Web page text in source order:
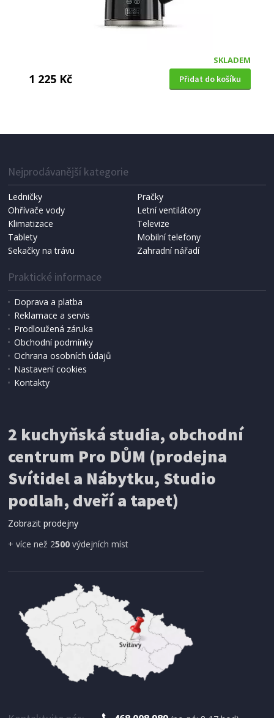
SKLADEM
1 225 Kč Přidat do košíku
ECG RK 1766 Vintage Vanilla
899 Kč
948 Kč Přidat do košíku
RYCHLOVARNÁ KONVICE
Severin WK 3468
Nejprodávanější kategorie
Ledničky
Pračky
Ohřívače vody
Letní ventilátory
Klimatizace
Televize
Tablety
Mobilní telefony
Sekačky na trávu
Zahradní nářadí
Praktické informace
Doprava a platba
Reklamace a servis
Prodloužená záruka
Obchodní podmínky
Ochrana osobních údajů
Nastavení cookies
Kontakty
2 kuchyňská studia, obchodní
centrum Pro DŮM (prodejna
Svítidel a Nábytku, Studio
podlah, dveří a tapet)
Zobrazit prodejny
+ více než 2500 výdejních míst